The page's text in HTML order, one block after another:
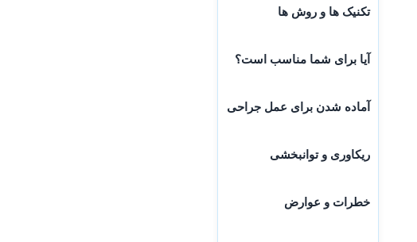
تکنیک ها و روش ها
آیا برای شما مناسب است؟
آماده شدن برای عمل جراحی
ریکاوری و توانبخشی
خطرات و عوارض